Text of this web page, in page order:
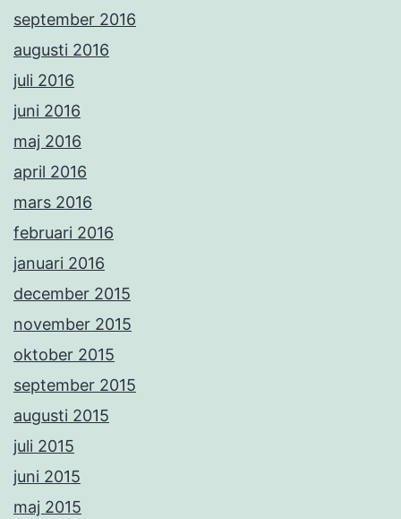
september 2016
augusti 2016
juli 2016
juni 2016
maj 2016
april 2016
mars 2016
februari 2016
januari 2016
december 2015
november 2015
oktober 2015
september 2015
augusti 2015
juli 2015
juni 2015
maj 2015